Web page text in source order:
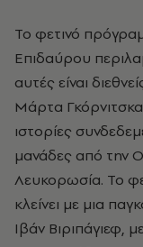
Το φετινό
Επιδαύρου
αυτές είναι
Μάρτα
ιστορίες
μανάδες από την
Λευκορωσία. Το
κλείνει με μια
Ιβάν Βιριπάγιεφ,